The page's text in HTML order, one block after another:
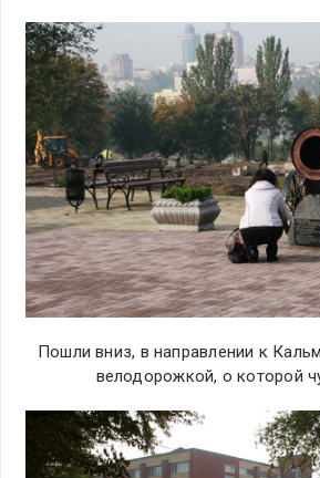
Пошли вниз, в направлении к
велодорожкой, о которой